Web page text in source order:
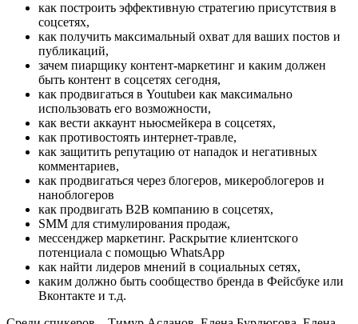
как построить эффективную стратегию присутствия в
соцсетях,
как получить максимальный охват для ваших постов и
публикаций,
зачем пиарщику контент-маркетинг и каким должен
быть контент в соцсетях сегодня,
как продвигаться в Youtubeи как максимально
использовать его возможности,
как вести аккаунт ньюсмейкера в соцсетях,
как противостоять интернет-травле,
как защитить репутацию от нападок и негативных
комментариев,
как продвигаться через блогеров, микероблогеров и
наноблогеров
как продвигать В2В компанию в соцсетях,
SMM для стимулирования продаж,
мессенджер маркетинг. Раскрытие клиентского
потенциала с помощью WhatsApp
как найти лидеров мнений в социальных сетях,
каким должно быть сообщество бренда в Фейсбуке или
Вконтакте и т.д.